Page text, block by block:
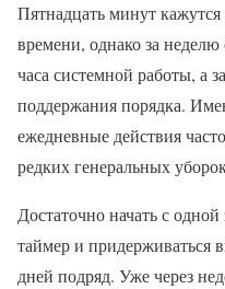
Пятнадцать минут
времени, однако за
часа системной работы, а
поддержания порядка.
ежедневные действия
редких генеральных
Достаточно начать с
таймер и придерживаться
дней подряд. Уже через